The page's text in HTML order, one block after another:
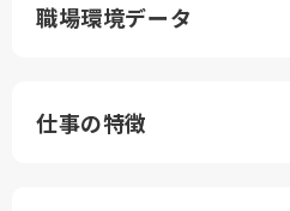
職場環境データ
仕事の特徴